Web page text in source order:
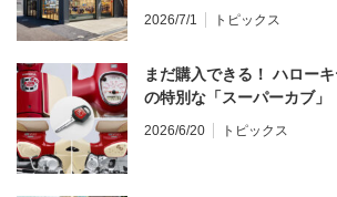
2026/7/1 トピックス
まだ購入できる！ ハロー
の特別な「スーパーカブ」
2026/6/20 トピックス